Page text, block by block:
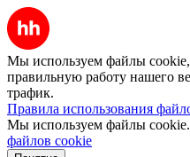
Мы используем файлы cookie,
правильную работу нашего
трафик.
Правила использования
Мы используем файлы cookie.
файлов cookie